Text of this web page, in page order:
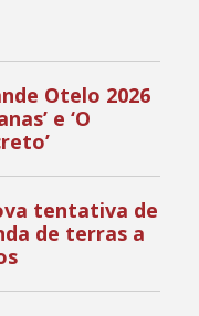
Otelo 2026
e ‘O
tentativa de
de terras a